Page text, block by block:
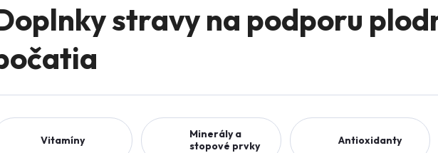
stravy na podporu
Vitamíny
Minerály a
stopové prvky
Antioxidanty